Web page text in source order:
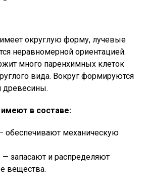
округлую форму, лучевые
неравномерной ориентацией.
много паренхимных клеток
вида. Вокруг формируются
древесины.
в составе:
обеспечивают механическую
— запасают и распределяют
вещества.